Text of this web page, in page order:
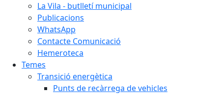
La Vila - butlletí municipal
Publicacions
WhatsApp
Contacte Comunicació
Hemeroteca
Temes
Transició energètica
Punts de recàrrega de vehicles